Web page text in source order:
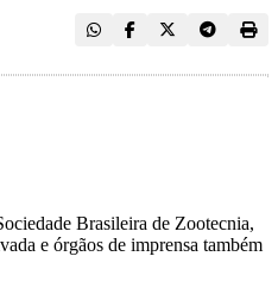
Brasileira de Zootecnia,
e órgãos de imprensa também